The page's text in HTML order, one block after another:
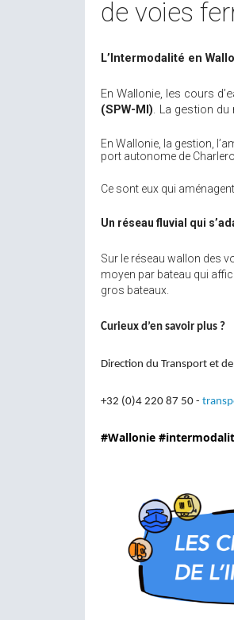
de voies
L’Intermodalité en
En Wallonie, les cours
(SPW-MI). La gestion du
En Wallonie, la gestion,
port autonome de
Ce sont eux qui
Un réseau fluvial qui
Sur le réseau wallon des
moyen par bateau qui
gros bateaux.
Curieux d’en savoir plus ?
Direction du Transport et
+32 (0)4 220 87 50 -
#Wallonie